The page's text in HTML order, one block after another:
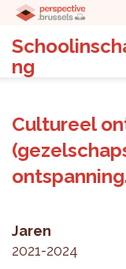
ng
Cultureel
Jaren
2021-2024